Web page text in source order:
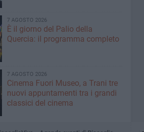
7 AGOSTO 2026
È il giorno del Palio della
Quercia: il programma completo
7 AGOSTO 2026
Cinema Fuori Museo, a Trani tre
nuovi appuntamenti tra i grandi
classici del cinema